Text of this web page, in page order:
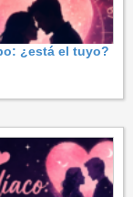
¿está el tuyo?